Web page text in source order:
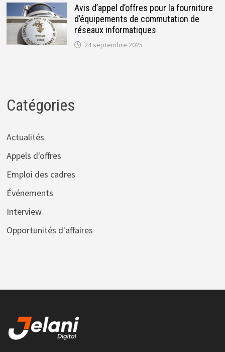
Avis d’appel d’offres pour la fourniture
d’équipements de commutation de
réseaux informatiques
24 septembre 2025
Catégories
Actualités
Appels d'offres
Emploi des cadres
Événements
Interview
Opportunités d'affaires